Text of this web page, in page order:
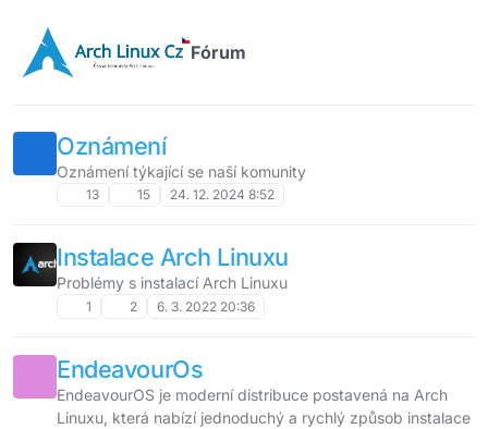
Fórum
Oznámení
Oznámení týkající se naší komunity
13 15 24. 12. 2024 8:52
Instalace Arch Linuxu
Problémy s instalací Arch Linuxu
1 2 6. 3. 2022 20:36
EndeavourOs
EndeavourOS je moderní distribuce postavená na Arch
Linuxu, která nabízí jednoduchý a rychlý způsob instalace